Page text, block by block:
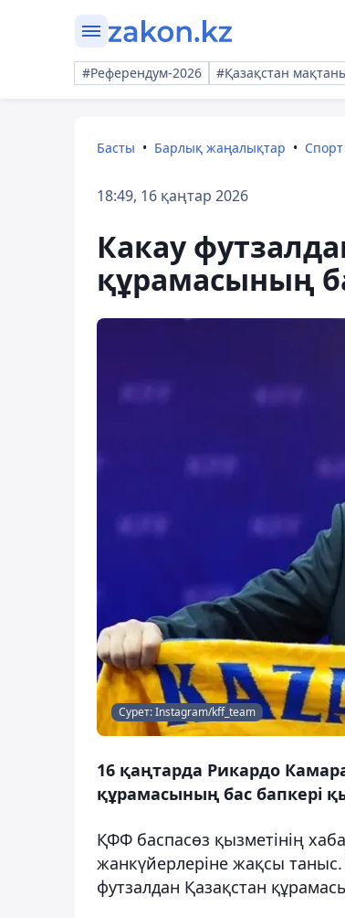
#Референдум-2026 #Қазақстан
Басты Барлық жаңалықтар
18:49, 16 қаңтар 2026
Какау
құрамасының
Сурет: Instagram/kff_team
16 қаңтарда Рикардо
құрамасының бас бапкері
ҚФФ баспасөз қызметінің
жанкүйерлеріне жақсы
футзалдан Қазақстан